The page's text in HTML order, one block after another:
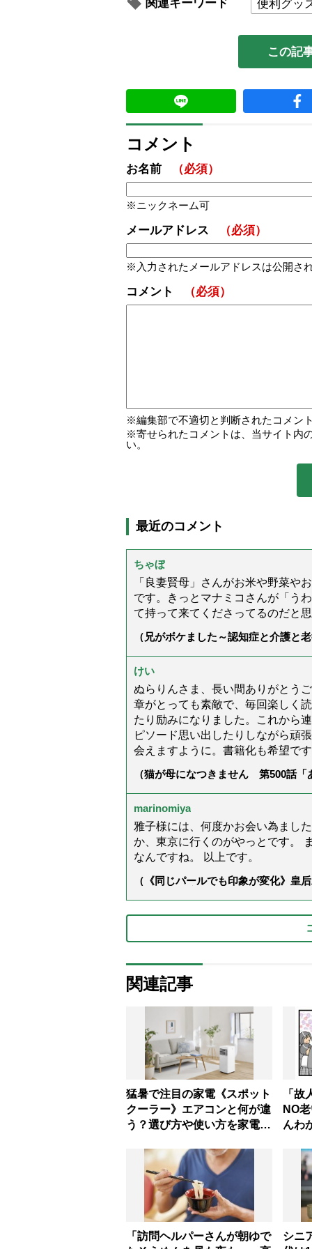
関連キーワード 便利グッ
この記
コメント
お名前 （必須）
ニックネーム可
メールアドレス （必須）
入力されたメールアドレスは公開さ
コメント （必須）
編集部で不適切と判断されたコメン
寄せられたコメントは、当サイト内
い。
最近のコメント
ちゃぼ
「良妻賢母」さんがお米や野菜や
です。きっとマナミコさんが「う
て持って来てくださってるのだと
（兄がボケました～認知症と介護と
けい
ぬらりんさま、長い間ありがとう
章がとっても素敵で、毎回楽しく
たり励みになりました。これから
ピソード思い出したりしながら頑
会えますように。書籍化も希望で
（猫が母になつきません 第500話「
marinomiya
雅子様には、何度かお会い為まし
か、東京に行くのがやっとです。
なんですね。 以上です。
（《同じパールでも印象が変化》皇
関連記事
猛暑で注目の家電《スポット
クーラー》エアコンと何が違
う？選び方や使い方を家電の
「
NO
んわ
「訪問ヘルパーさんが朝ゆで
シニ